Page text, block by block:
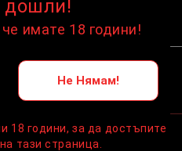
Условия
дошли!
имате 18 години!
Не Нямам!
18 години, за да достъпите
тази страница.